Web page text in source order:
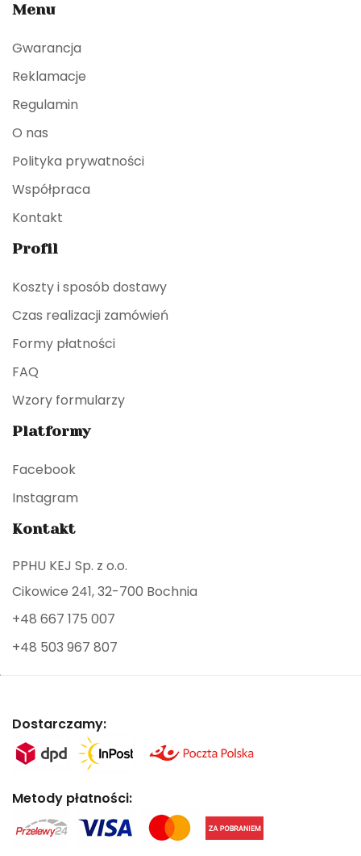
Menu
Gwarancja
Reklamacje
Regulamin
O nas
Polityka prywatności
Współpraca
Kontakt
Profil
Koszty i sposób dostawy
Czas realizacji zamówień
Formy płatności
FAQ
Wzory formularzy
Platformy
Facebook
Instagram
Kontakt
PPHU KEJ Sp. z o.o.
Cikowice 241, 32-700 Bochnia
+48 667 175 007
+48 503 967 807
Dostarczamy:
Metody płatności: